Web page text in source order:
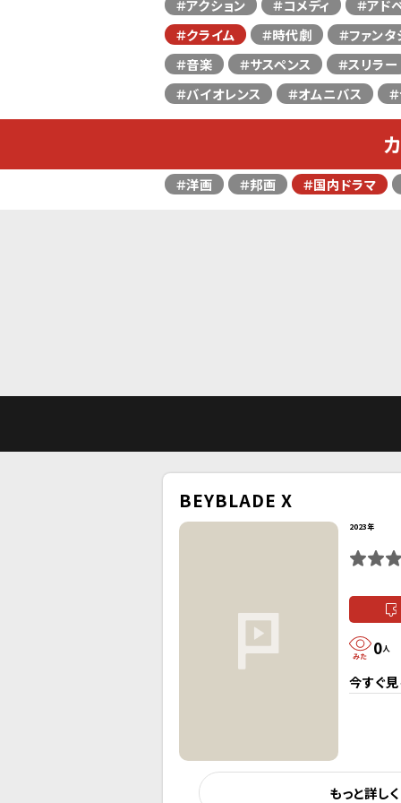
＃アクション ＃コメディ
＃アド
＃クライム
＃時代劇
＃ファン
＃音楽
＃サスペンス
＃スリラー
＃バイオレンス
＃オムニバス
＃洋画 ＃邦画 ＃国内ドラマ
BEYBLADE X
2023年
0人
今すぐ
もっと詳し